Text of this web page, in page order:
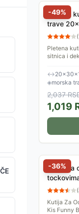
-49%
Pletena
trave
(
Pletena
sitnica i
prirodne
↔
◈morska
2,037
1,019
-36%
Kutija za
(
Kutija Za
Kis Funny